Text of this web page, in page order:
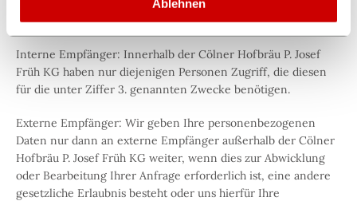
Ablehnen
Interne Empfänger: Innerhalb der Cölner Hofbräu P. Josef
Früh KG haben nur diejenigen Personen Zugriff, die diesen
für die unter Ziffer 3. genannten Zwecke benötigen.
Externe Empfänger: Wir geben Ihre personenbezogenen
Daten nur dann an externe Empfänger außerhalb der Cölner
Hofbräu P. Josef Früh KG weiter, wenn dies zur Abwicklung
oder Bearbeitung Ihrer Anfrage erforderlich ist, eine andere
gesetzliche Erlaubnis besteht oder uns hierfür Ihre